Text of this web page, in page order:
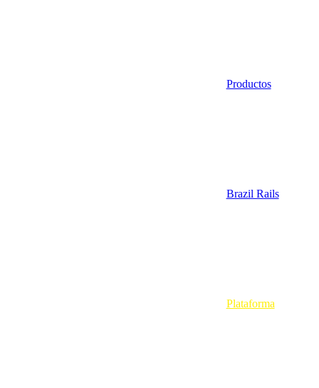
Productos
Brazil Rails
Plataforma